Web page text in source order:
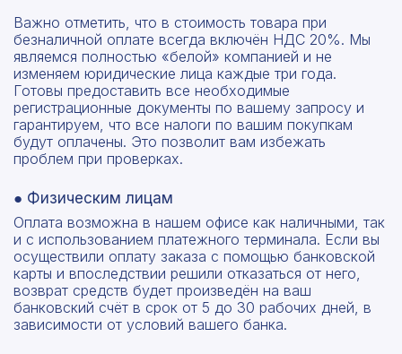
Важно отметить, что в стоимость товара при
безналичной оплате всегда включён НДС 20%. Мы
являемся полностью «белой» компанией и не
изменяем юридические лица каждые три года.
Готовы предоставить все необходимые
регистрационные документы по вашему запросу и
гарантируем, что все налоги по вашим покупкам
будут оплачены. Это позволит вам избежать
проблем при проверках.
● Физическим лицам
Оплата возможна в нашем офисе как наличными, так
и с использованием платежного терминала. Если вы
осуществили оплату заказа с помощью банковской
карты и впоследствии решили отказаться от него,
возврат средств будет произведён на ваш
банковский счёт в срок от 5 до 30 рабочих дней, в
зависимости от условий вашего банка.